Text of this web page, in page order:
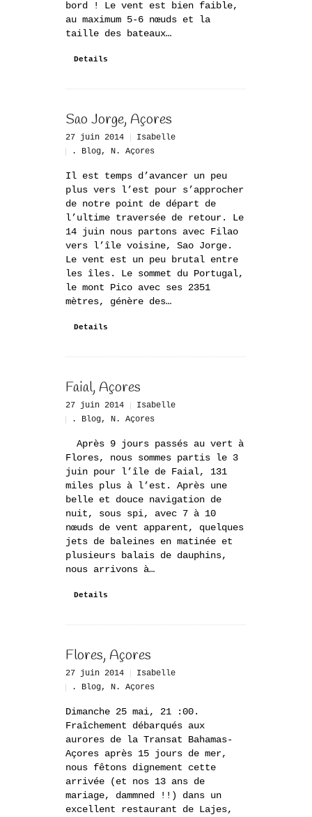
bord ! Le vent est bien faible,
au maximum 5-6 nœuds et la
taille des bateaux…
Details
Sao Jorge, Açores
27 juin 2014
Isabelle
. Blog, N. Açores
Il est temps d’avancer un peu
plus vers l’est pour s’approcher
de notre point de départ de
l’ultime traversée de retour. Le
14 juin nous partons avec Filao
vers l’île voisine, Sao Jorge.
Le vent est un peu brutal entre
les îles. Le sommet du Portugal,
le mont Pico avec ses 2351
mètres, génère des…
Details
Faial, Açores
27 juin 2014
Isabelle
. Blog, N. Açores
Après 9 jours passés au vert à
Flores, nous sommes partis le 3
juin pour l’île de Faial, 131
miles plus à l’est. Après une
belle et douce navigation de
nuit, sous spi, avec 7 à 10
nœuds de vent apparent, quelques
jets de baleines en matinée et
plusieurs balais de dauphins,
nous arrivons à…
Details
Flores, Açores
27 juin 2014
Isabelle
. Blog, N. Açores
Dimanche 25 mai, 21 :00.
Fraîchement débarqués aux
aurores de la Transat Bahamas-
Açores après 15 jours de mer,
nous fêtons dignement cette
arrivée (et nos 13 ans de
mariage, dammned !!) dans un
excellent restaurant de Lajes,